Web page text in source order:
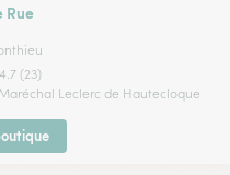
Rue
4.7 (23)
Leclerc de Hautecloque